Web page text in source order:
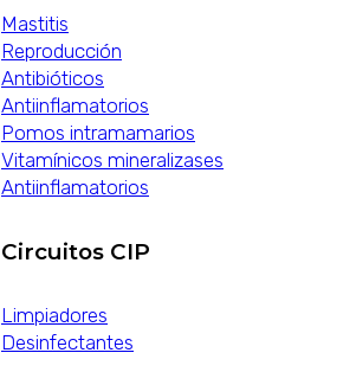
Mastitis
Reproducción
Antibióticos
Antiinflamatorios
Pomos intramamarios
Vitamínicos mineralizases
Antiinflamatorios
Circuitos CIP
Limpiadores
Desinfectantes